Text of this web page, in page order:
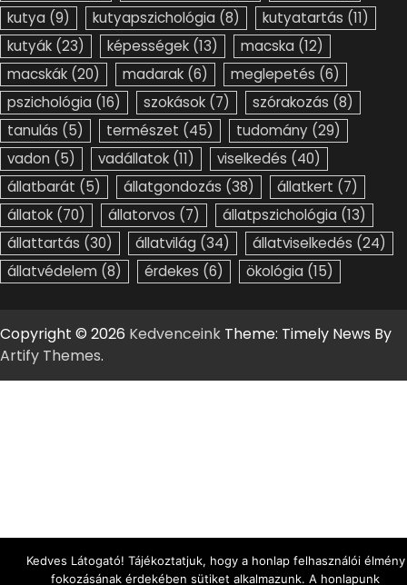
kutya (9) kutyapszichológia (8) kutyatartás (11)
kutyák (23) képességek (13) macska (12)
macskák (20) madarak (6) meglepetés (6)
pszichológia (16) szokások (7) szórakozás (8)
tanulás (5) természet (45) tudomány (29)
vadon (5) vadállatok (11) viselkedés (40)
állatbarát (5) állatgondozás (38) állatkert (7)
állatok (70) állatorvos (7) állatpszichológia (13)
állattartás (30) állatvilág (34) állatviselkedés (24)
állatvédelem (8) érdekes (6) ökológia (15)
Copyright © 2026 Kedvenceink Theme: Timely News By
Artify Themes.
Kedves Látogató! Tájékoztatjuk, hogy a honlap felhasználói élmény
fokozásának érdekében sütiket alkalmazunk. A honlapunk